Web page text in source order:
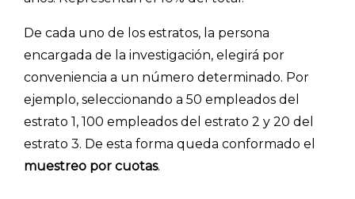
De cada uno de los estratos, la persona
encargada de la investigación, elegirá por
conveniencia a un número determinado. Por
ejemplo, seleccionando a 50 empleados del
estrato 1, 100 empleados del estrato 2 y 20 del
estrato 3. De esta forma queda conformado el
muestreo por cuotas.